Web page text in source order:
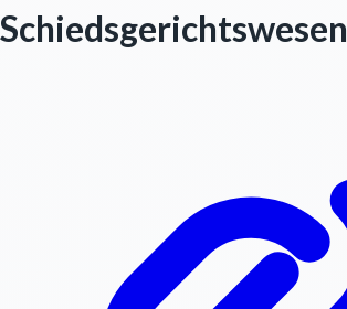
Schiedsgerichtswesen